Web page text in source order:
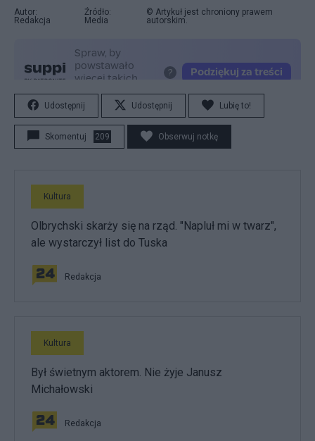
Autor:
Redakcja
Źródło:
Media
© Artykuł jest chroniony prawem
autorskim.
Udostępnij Udostępnij Lubię to!
Skomentuj 209 Obserwuj notkę
Kultura
Olbrychski skarży się na rząd. "Napluł mi w twarz",
ale wystarczył list do Tuska
Redakcja
Kultura
Był świetnym aktorem. Nie żyje Janusz
Michałowski
Redakcja